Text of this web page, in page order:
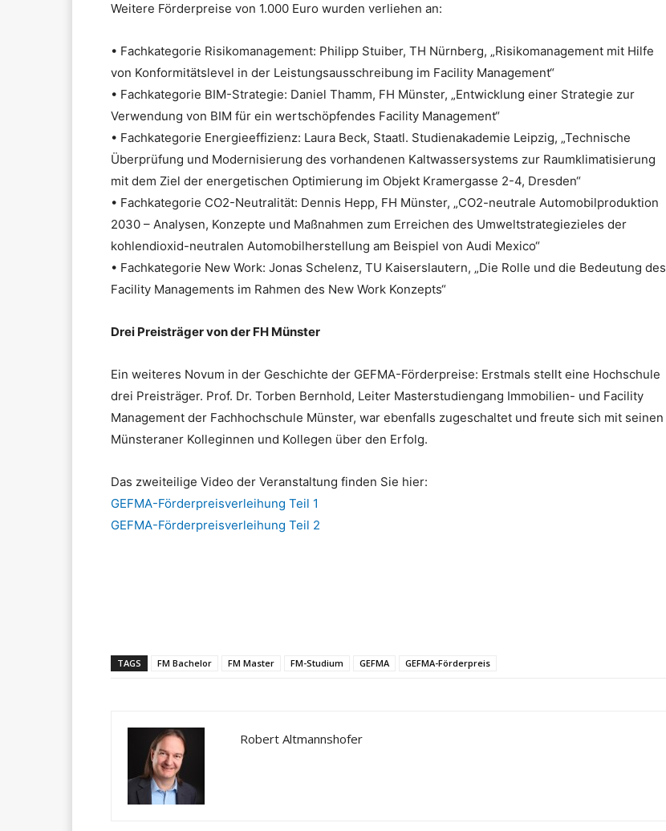
Weitere Förderpreise von 1.000 Euro wurden verliehen an:
• Fachkategorie Risikomanagement: Philipp Stuiber, TH Nürnberg, „Risikomanagement mit Hilfe
von Konformitätslevel in der Leistungsausschreibung im Facility Management“
• Fachkategorie BIM-Strategie: Daniel Thamm, FH Münster, „Entwicklung einer Strategie zur
Verwendung von BIM für ein wertschöpfendes Facility Management“
• Fachkategorie Energieeffizienz: Laura Beck, Staatl. Studienakademie Leipzig, „Technische
Überprüfung und Modernisierung des vorhandenen Kaltwassersystems zur Raumklimatisierung
mit dem Ziel der energetischen Optimierung im Objekt Kramergasse 2-4, Dresden“
• Fachkategorie CO2-Neutralität: Dennis Hepp, FH Münster, „CO2-neutrale Automobilproduktion
2030 – Analysen, Konzepte und Maßnahmen zum Erreichen des Umweltstrategiezieles der
kohlendioxid-neutralen Automobilherstellung am Beispiel von Audi Mexico“
• Fachkategorie New Work: Jonas Schelenz, TU Kaiserslautern, „Die Rolle und die Bedeutung des
Facility Managements im Rahmen des New Work Konzepts“
Drei Preisträger von der FH Münster
Ein weiteres Novum in der Geschichte der GEFMA-Förderpreise: Erstmals stellt eine Hochschule
drei Preisträger. Prof. Dr. Torben Bernhold, Leiter Masterstudiengang Immobilien- und Facility
Management der Fachhochschule Münster, war ebenfalls zugeschaltet und freute sich mit seinen
Münsteraner Kolleginnen und Kollegen über den Erfolg.
Das zweiteilige Video der Veranstaltung finden Sie hier:
GEFMA-Förderpreisverleihung Teil 1
GEFMA-Förderpreisverleihung Teil 2
TAGS FM Bachelor FM Master FM-Studium GEFMA GEFMA-Förderpreis
Robert Altmannshofer